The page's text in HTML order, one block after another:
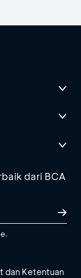
dari BCA
dan Ketentuan